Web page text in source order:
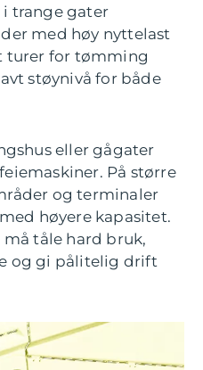
trange gater
med høy nyttelast
turer for tømming
støynivå for både
eller gågater
På større
og terminaler
høyere kapasitet.
må tåle hard bruk,
og gi pålitelig drift